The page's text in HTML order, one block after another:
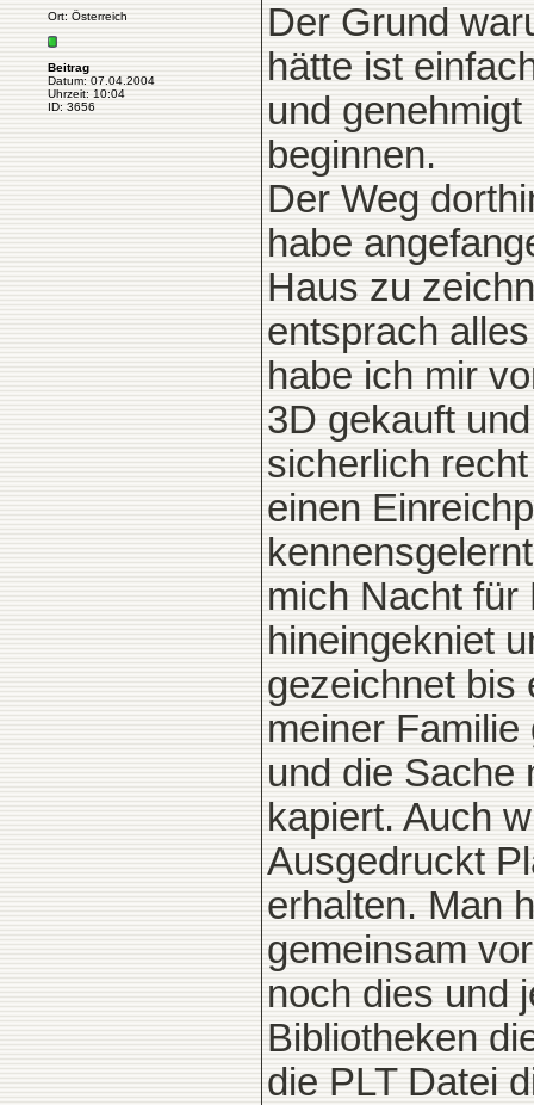
Ort: Österreich
Beitrag
Datum: 07.04.2004
Uhrzeit: 10:04
ID: 3656
Der Grund
hätte ist
und
beginnen.
Der Weg
habe
Haus zu
entsprach
habe ich mir
3D gekauft
sicherlich
einen
mich Nacht für
hineingekniet
gezeichnet bis
meiner
und die Sache
kapiert. Auch
Ausgedruckt
erhalten. Man
gemeinsam
noch dies und
Bibliotheken
die PLT Datei